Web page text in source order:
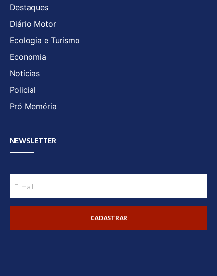
Destaques
Diário Motor
Ecologia e Turismo
Economia
Notícias
Policial
Pró Memória
NEWSLETTER
CADASTRAR